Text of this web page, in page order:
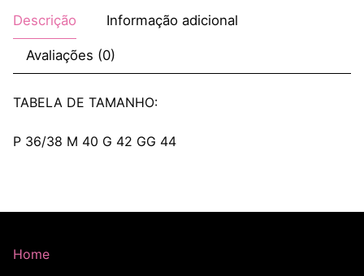
Descrição Informação adicional
Avaliações (0)
TABELA DE TAMANHO:
P 36/38 M 40 G 42 GG 44
Home